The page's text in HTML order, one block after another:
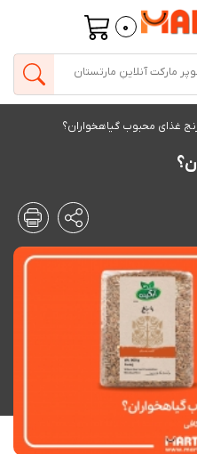
0
غذای محبوب گیاهخواران؟